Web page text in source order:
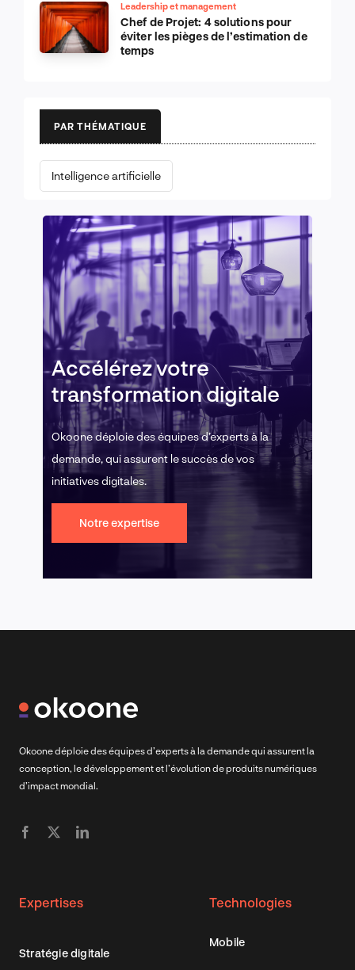
Leadership et management
Chef de Projet: 4 solutions pour
éviter les pièges de l’estimation de
temps
PAR THÉMATIQUE
Intelligence artificielle
Accélérez votre
transformation digitale
Okoone déploie des équipes d’experts à la
demande, qui assurent le succès de vos
initiatives digitales.
Notre expertise
Okoone déploie des équipes d’experts à la demande qui assurent la
conception, le développement et l’évolution de produits numériques
d’impact mondial.
Expertises
Stratégie digitale
Technologies
Mobile